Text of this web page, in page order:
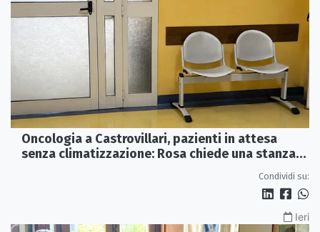
Oncologia a Castrovillari, pazienti in attesa
senza climatizzazione: Rosa chiede una stanza
Condividi su:
Ieri